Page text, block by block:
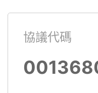
協議代碼